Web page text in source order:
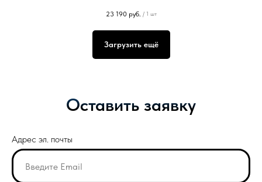
23 190 руб. / 1 шт
Загрузить ещё
Оставить заявку
Адрес эл. почты